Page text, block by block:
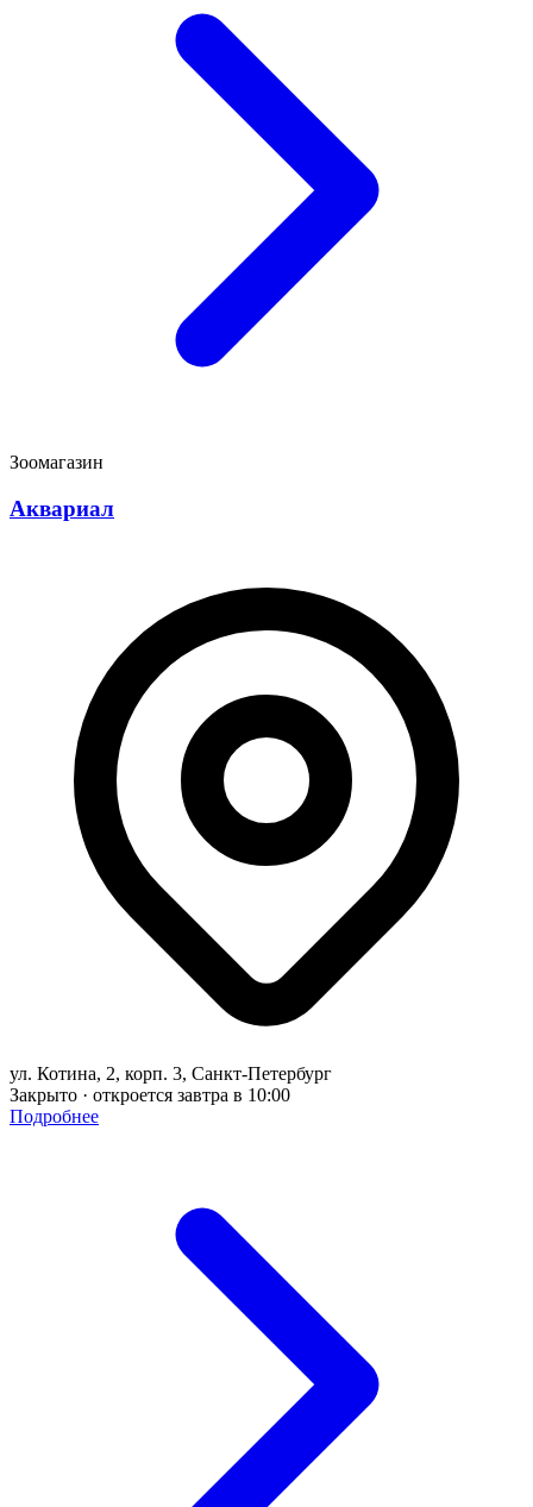
Зоомагазин
Аквариал
ул. Котина, 2, корп. 3, Санкт-Петербург
Закрыто · откроется завтра в 10:00
Подробнее